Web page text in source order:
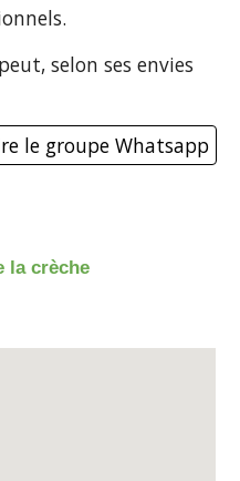
selon ses envies
le groupe Whatsapp
la crèche